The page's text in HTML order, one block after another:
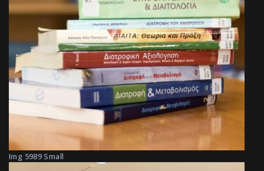
Img 5989 Small